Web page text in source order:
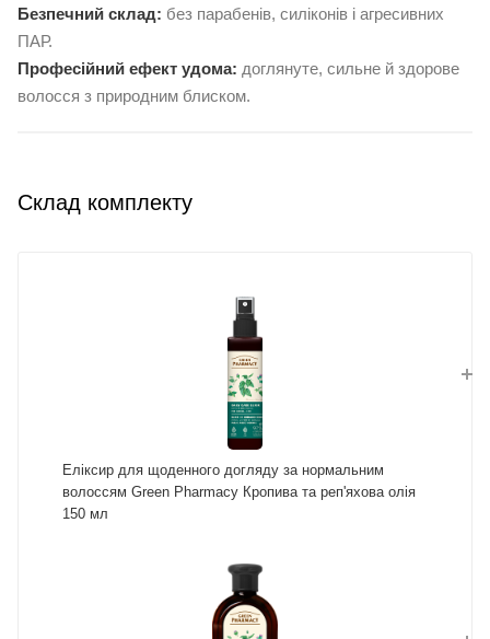
Безпечний склад: без парабенів, силіконів і агресивних
ПАР.
Професійний ефект удома: доглянуте, сильне й здорове
волосся з природним блиском.
Склад комплекту
Еліксир для щоденного догляду за нормальним
волоссям Green Pharmacy Кропива та реп'яхова олія
150 мл